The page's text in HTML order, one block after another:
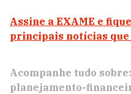
Assine a EXAME e
principais notícias que
Acompanhe tudo sobre:
planejamento-